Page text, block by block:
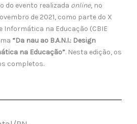
do evento realizada online, no
de 2021, como parte do X
Informática na Educação (CBIE
“Da nau ao B.A.N.I.: Design
na Educação”. Nesta edição, os
completos.